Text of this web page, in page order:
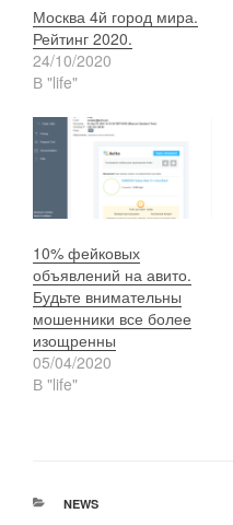
Москва 4й город мира.
Рейтинг 2020.
24/10/2020
В "life"
10% фейковых
объявлений на авито.
Будьте внимательны
мошенники все более
изощренны
05/04/2020
В "life"
РУБРИКИ
NEWS